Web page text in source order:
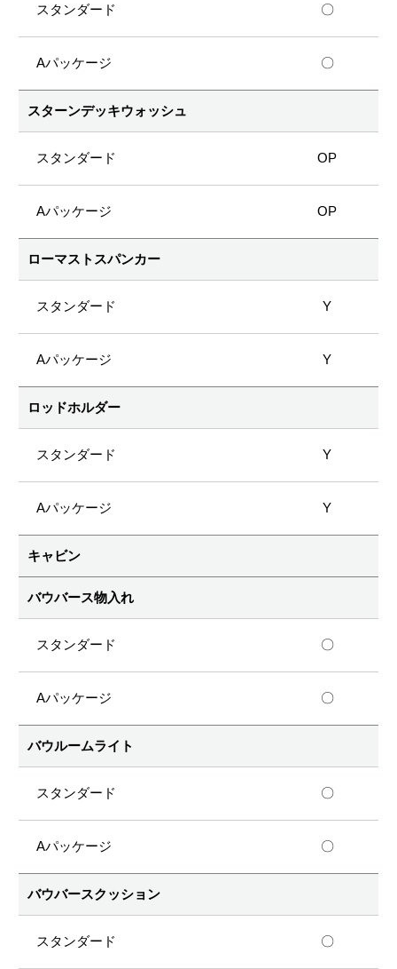
〇
〇
スターンデッキウォッシュ
OP
OP
ローマストスパンカー
Y
Y
ロッドホルダー
Y
Y
キャビン
バウバース物入れ
〇
〇
バウルームライト
〇
〇
バウバースクッション
〇